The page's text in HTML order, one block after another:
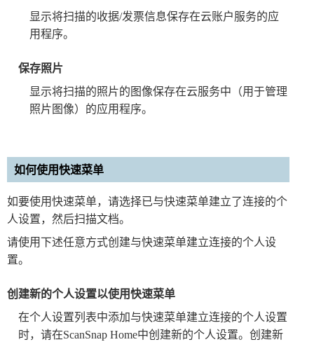
显示将扫描的收据/发票信息保存在云账户服务的应
用程序。
保存照片
显示将扫描的照片的图像保存在云服务中（用于管理
照片图像）的应用程序。
如何使用快速菜单
如要使用快速菜单，请选择已与快速菜单建立了连接的个
人设置，然后扫描文档。
请使用下述任意方式创建与快速菜单建立连接的个人设
置。
创建新的个人设置以使用快速菜单
在个人设置列表中添加与快速菜单建立连接的个人设置
时，请在ScanSnap Home中创建新的个人设置。创建新